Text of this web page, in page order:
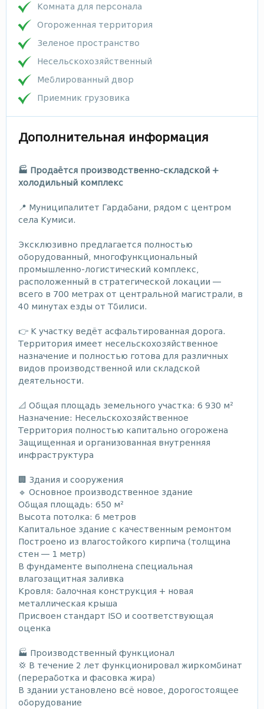
Комната для персонала
Огороженная территория
Зеленое пространство
Несельскохозяйственный
Меблированный двор
Приемник грузовика
Дополнительная информация
🏭 Продаётся производственно-складской +
холодильный комплекс
📍 Муниципалитет Гардабани, рядом с центром
села Кумиси.
Эксклюзивно предлагается полностью
оборудованный, многофункциональный
промышленно-логистический комплекс,
расположенный в стратегической локации —
всего в 700 метрах от центральной магистрали, в
40 минутах езды от Тбилиси.
👉 К участку ведёт асфальтированная дорога.
Территория имеет несельскохозяйственное
назначение и полностью готова для различных
видов производственной или складской
деятельности.
📐 Общая площадь земельного участка: 6 930 м²
Назначение: Несельскохозяйственное
Территория полностью капитально огорожена
Защищенная и организованная внутренняя
инфраструктура
🏢 Здания и сооружения
🔹 Основное производственное здание
Общая площадь: 650 м²
Высота потолка: 6 метров
Капитальное здание с качественным ремонтом
Построено из влагостойкого кирпича (толщина
стен — 1 метр)
В фундаменте выполнена специальная
влагозащитная заливка
Кровля: балочная конструкция + новая
металлическая крыша
Присвоен стандарт ISO и соответствующая
оценка
🏭 Производственный функционал
💢 В течение 2 лет функционировал жиркомбинат
(переработка и фасовка жира)
В здании установлено всё новое, дорогостоящее
оборудование